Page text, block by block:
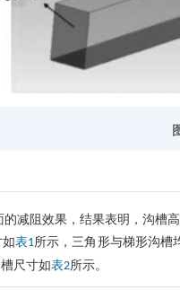
减阻效果，结果表明，沟槽
表1所示，三角形与梯形沟槽
尺寸如表2所示。